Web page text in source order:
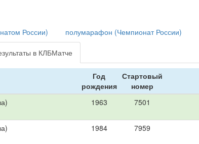
России) полумарафон (Чемпионат России)
в КЛБМатче
Год
рождения
Стартовый
номер
1963 7501
1984 7959